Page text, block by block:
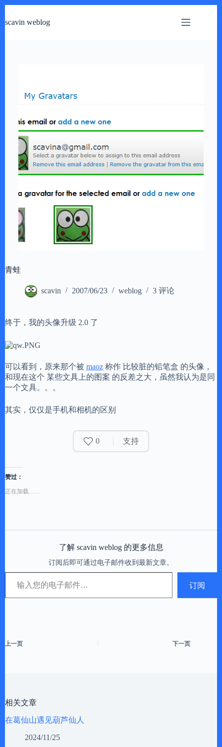
过
scavin weblog
青蛙
scavin 2007/06/23 weblog 3 评论
终于，我的头像升级 2.0 了
可以看到，原来那个被 maoz 称作 比较脏的铅笔盒 的头像，
和现在这个 某些文具上的图案 的反差之大，虽然我认为是同
一个文具。。。
其实，仅仅是手机和相机的区别
0 支持
赞过：
正在加载……
了解 scavin weblog 的更多信息
订阅后即可通过电子邮件收到最新文章。
输入您的电子邮件…
订阅
上一页 下一页
相关文章
在葛仙山遇见葫芦仙人
2024/11/25